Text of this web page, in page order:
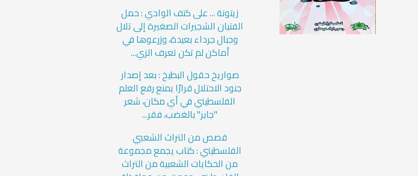
زيتونة ... على كتف الوادي : حمل
الفتيان الشجيرات الصغيرة إلى تلال
وجبال جرداء بعيدة، وزرعوها في
أماكن لم تكن تعرف الزي...
صواريخ حقول البطيخ : بعد إصدار
جنود الاحتلال قرارًا يمنع رفع العلم
الفلسطيني في أي مكان، شعر
"جابر" بالغضب، فقر...
قصص من التراث الشعبي
الفلسطيني : كتاب يجمع مجموعة
من الحكايات الشعبية من التراث